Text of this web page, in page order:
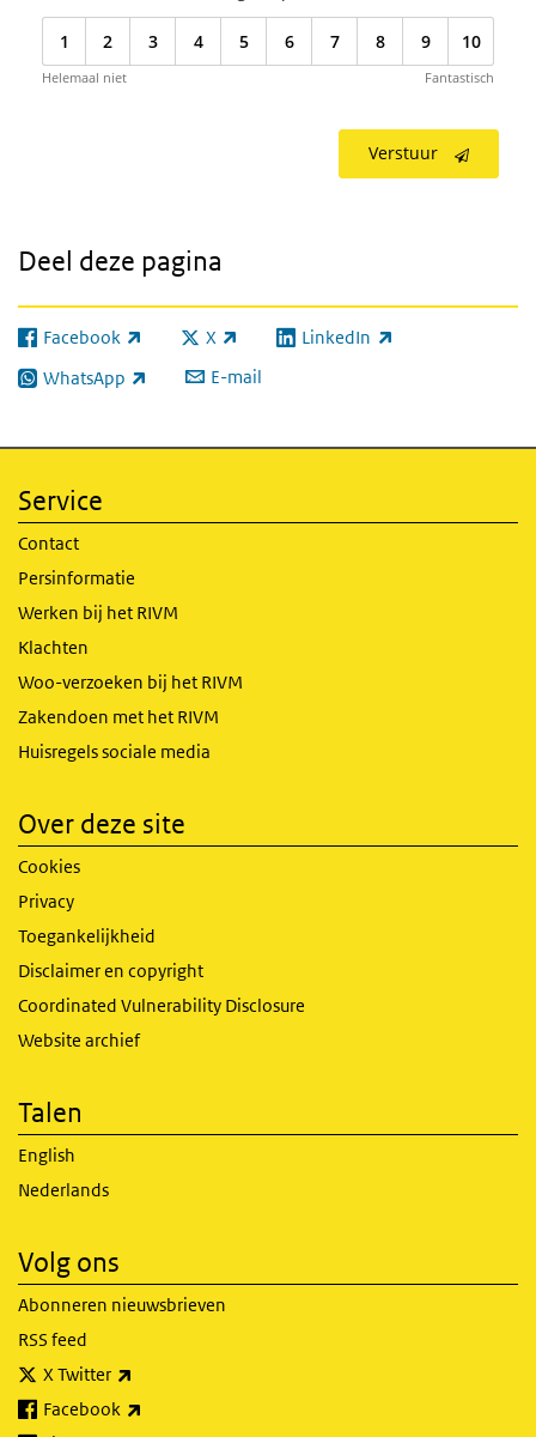
1 2 3 4 5 6 7 8 9 10
Helemaal niet Fantastisch
Verstuur
Deel deze pagina
Facebook
(externe link) X
(externe link) LinkedIn
(externe link)
WhatsApp
(externe link) E-mail
Service
Contact
Persinformatie
Werken bij het RIVM
Klachten
Woo-verzoeken bij het RIVM
Zakendoen met het RIVM
Huisregels sociale media
Over deze site
Cookies
Privacy
Toegankelijkheid
Disclaimer en copyright
Coordinated Vulnerability Disclosure
Website archief
Talen
English
Nederlands
Volg ons
Abonneren nieuwsbrieven
RSS feed
X Twitter
Facebook